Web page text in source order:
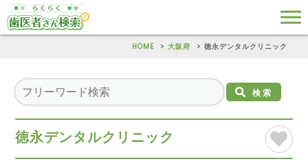
HOME 大阪府 徳永デンタルクリニック
検索
徳永デンタルクリニック